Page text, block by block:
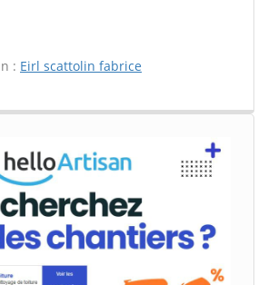
: Eirl scattolin fabrice